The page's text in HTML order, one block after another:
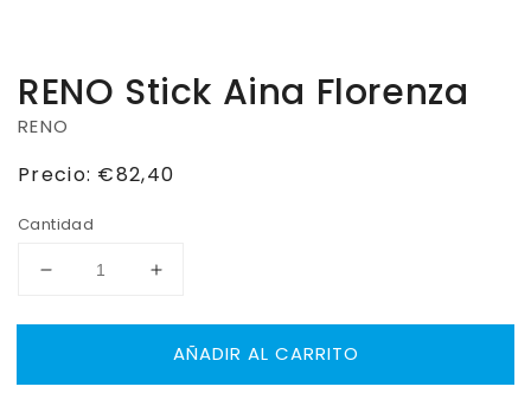
RENO Stick Aina Florenza
RENO
Precio
Precio: €82,40
Cantidad
Reducir
para
Stick
Aumentar
para
RENO
Stick
AÑADIR AL CARRITO